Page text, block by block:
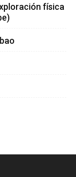
física